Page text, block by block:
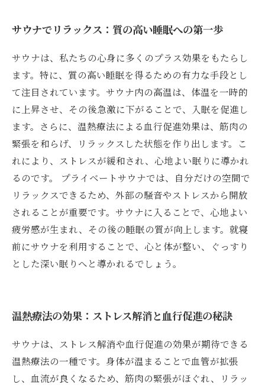
サウナでリラックス：質の高い睡眠への第一歩
サウナは、私たちの心身に多くのプラス効果をもたらし
ます。特に、質の高い睡眠を得るための有力な手段とし
て注目されています。サウナ内の高温は、体温を一時的
に上昇させ、その後急激に下がることで、入眠を促進し
ます。さらに、温熱療法による血行促進効果は、筋肉の
緊張を和らげ、リラックスした状態を作り出します。こ
れにより、ストレスが緩和され、心地よい眠りに導かれ
るのです。 プライベートサウナでは、自分だけの空間で
リラックスできるため、外部の騒音やストレスから開放
されることが重要です。サウナに入ることで、心地よい
疲労感が生まれ、その後の睡眠の質が向上します。就寝
前にサウナを利用することで、心と体が整い、ぐっすり
とした深い眠りへと導かれるでしょう。
温熱療法の効果：ストレス解消と血行促進の秘訣
サウナは、ストレス解消や血行促進の効果が期待できる
温熱療法の一種です。身体が温まることで血管が拡張
し、血流が良くなるため、筋肉の緊張がほぐれ、リラッ